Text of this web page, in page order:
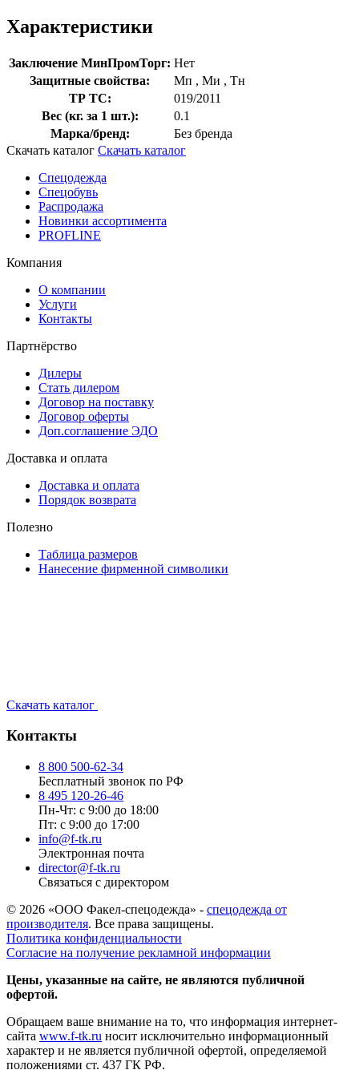
Характеристики
Заключение МинПромТорг: Нет
Защитные свойства:
Мп , Ми , Тн
ТР ТС:
019/2011
Вес (кг. за 1 шт.):
0.1
Марка/бренд:
Без бренда
Скачать каталог Скачать каталог
Спецодежда
Спецобувь
Распродажа
Новинки ассортимента
PROFLINE
Компания
О компании
Услуги
Контакты
Партнёрство
Дилеры
Стать дилером
Договор на поставку
Договор оферты
Доп.соглашение ЭДО
Доставка и оплата
Доставка и оплата
Порядок возврата
Полезно
Таблица размеров
Нанесение фирменной символики
Скачать каталог
Контакты
8 800 500-62-34
Бесплатный звонок по РФ
8 495 120-26-46
Пн-Чт: с 9:00 до 18:00
Пт: с 9:00 до 17:00
info@f-tk.ru
Электронная почта
director@f-tk.ru
Связаться с директором
© 2026 «ООО Факел-спецодежда» - спецодежда от
производителя. Все права защищены.
Политика конфиденциальности
Согласие на получение рекламной информации
Цены, указанные на сайте, не являются публичной
офертой.
Обращаем ваше внимание на то, что информация интернет-
сайта www.f-tk.ru носит исключительно информационный
характер и не является публичной офертой, определяемой
положениями ст. 437 ГК РФ.